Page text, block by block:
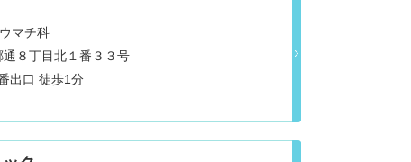
マチ科
８丁目北１番３３号
出口 徒歩1分